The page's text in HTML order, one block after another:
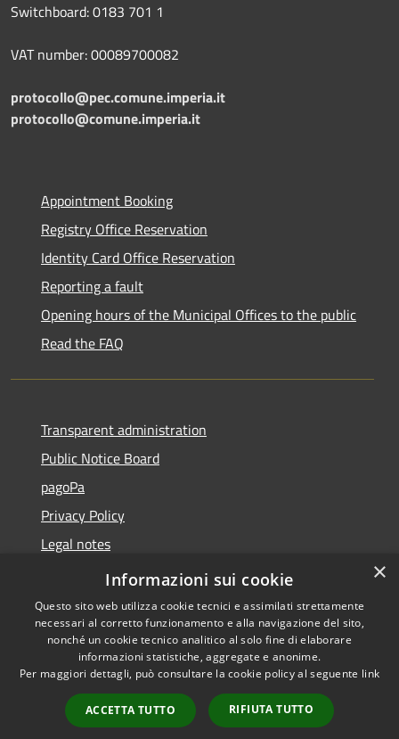
Switchboard: 0183 701 1
VAT number: 00089700082
protocollo@pec.comune.imperia.it
protocollo@comune.imperia.it
Appointment Booking
Registry Office Reservation
Identity Card Office Reservation
Reporting a fault
Opening hours of the Municipal Offices to the public
Read the FAQ
Transparent administration
Public Notice Board
pagoPa
Privacy Policy
Legal notes
Accessibility Statement
Accessibility
Copyright © 2026 • Città di
Imperia • Powered by
Municipium•
Admin
access
×
Informazioni sui cookie
Questo sito web utilizza cookie tecnici e assimilati strettamente
necessari al corretto funzionamento e alla navigazione del sito,
nonché un cookie tecnico analitico al solo fine di elaborare
informazioni statistiche, aggregate e anonime.
Per maggiori dettagli, può consultare la cookie policy al seguente link
ACCETTA TUTTO RIFIUTA TUTTO